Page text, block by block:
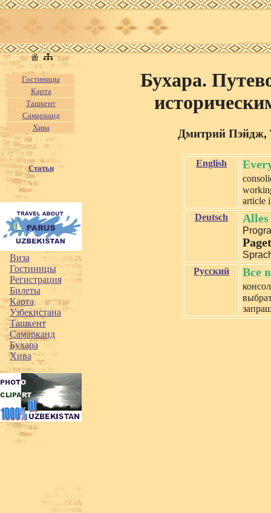
Гостиницы
Карта
Ташкент
Самарканд
Хива
Статьи
Виза
Гостиницы
Регистрация
Билеты
Карта
Узбекистана
Ташкент
Самарканд
Бухара
Хива
Бухара.
Дмитрий Пэйдж,
English
article
Deutsch
Русский
Все